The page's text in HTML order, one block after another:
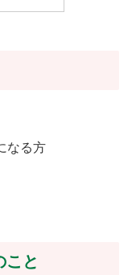
なる方
こと